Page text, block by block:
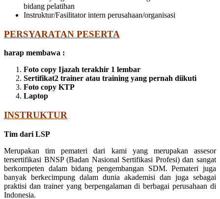
bidang pelatihan
Instruktur/Fasilitator intern perusahaan/organisasi
PERSYARATAN PESERTA
harap membawa :
Foto copy Ijazah terakhir 1 lembar
Sertifikat2 trainer atau training yang pernah diikuti
Foto copy KTP
Laptop
INSTRUKTUR
Tim dari LSP
Merupakan tim pemateri dari kami yang merupakan assesor
tersertifikasi BNSP (Badan Nasional Sertifikasi Profesi) dan sangat
berkompeten dalam bidang pengembangan SDM. Pemateri juga
banyak berkecimpung dalam dunia akademisi dan juga sebagai
praktisi dan trainer yang berpengalaman di berbagai perusahaan di
Indonesia.